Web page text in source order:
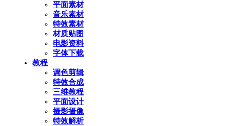
平面素材
音乐素材
特效素材
材质贴图
电影资料
字体下载
教程
调色剪辑
特效合成
三维教程
平面设计
摄影摄像
特效解析